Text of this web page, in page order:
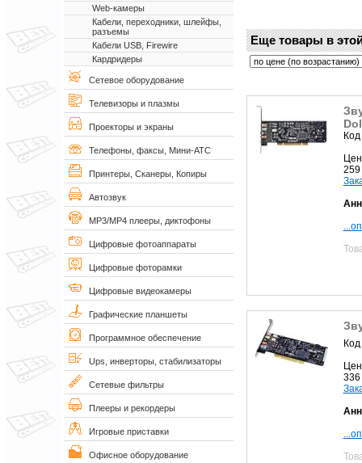
Web-камеры
Кабели, переходники, шлейфы,
разъемы
Кабели USB, Firewire
Кардридеры
Сетевое оборудование
Телевизоры и плазмы
Проекторы и экраны
Телефоны, факсы, Мини-АТС
Принтеры, Сканеры, Копиры
Автозвук
MP3/MP4 плееры, диктофоны
Цифровые фотоаппараты
Цифровые фоторамки
Цифровые видеокамеры
Графические планшеты
Программное обеспечение
Ups, инверторы, стабилизаторы
Сетевые фильтры
Плееры и рекордеры
Игровые приставки
Офисное оборудование
Еще товары в